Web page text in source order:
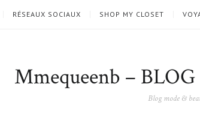
RÉSEAUX SOCIAUX SHOP MY CLOSET
Mmequeenb –
Blog mode &